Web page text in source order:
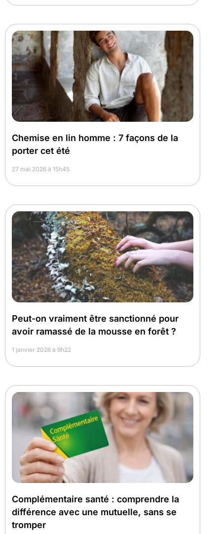
Chemise en lin homme : 7 façons de la
porter cet été
27 mai 2026 à 15h45
Peut-on vraiment être sanctionné pour
avoir ramassé de la mousse en forêt ?
1 janvier 2026 à 9h22
Complémentaire santé : comprendre la
différence avec une mutuelle, sans se
tromper